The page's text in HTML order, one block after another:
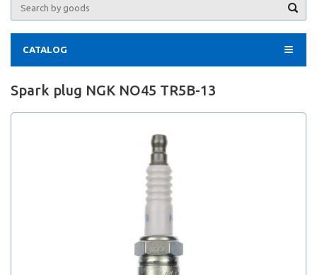
CATALOG
Spark plug NGK NO45 TR5B-13